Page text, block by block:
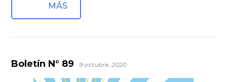
MÁS
Boletín N° 89 9 octubre, 2020